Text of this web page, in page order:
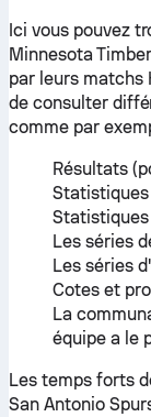
Ici vous pouvez
Minnesota
par leurs matchs
de consulter
comme par
Résultats
Les séries
Les séries
Cotes et
La
équipe a le
Les temps forts
San Antonio